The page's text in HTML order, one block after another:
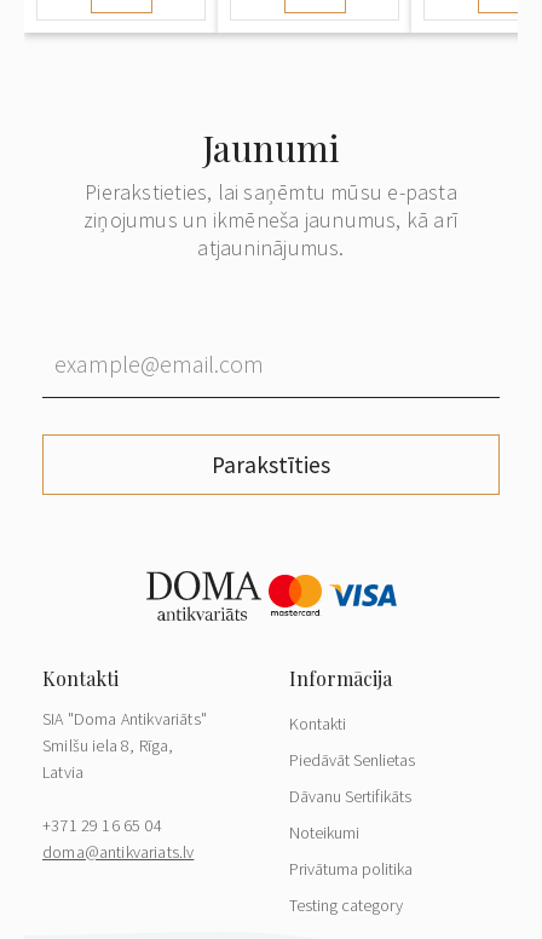
акварель XVIII
и
Jaunumi
Pierakstieties, lai saņēmtu mūsu e-pasta
ziņojumus un ikmēneša jaunumus, kā arī
atjauninājumus.
Parakstīties
SIA "Doma Antikvariāts"
Smilšu iela 8, Rīga,
Latvia
+371 29 16 65 04
doma@antikvariats.lv
Kontakti
Piedāvāt Senlietas
Dāvanu Sertifikāts
Noteikumi
Privātuma politika
Testing category